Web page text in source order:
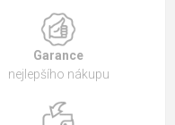
Garance
nejlepšího nákupu